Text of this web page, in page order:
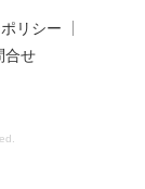
リシー
合せ